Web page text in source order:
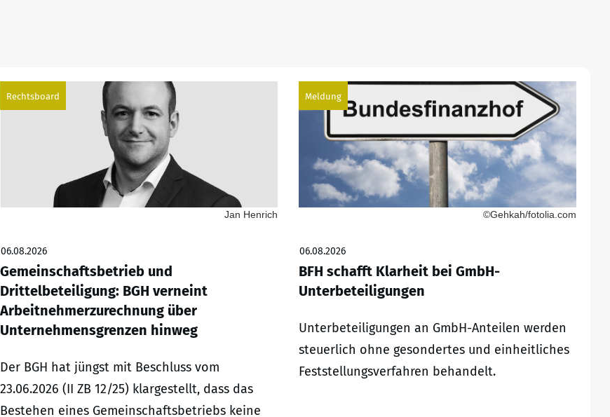
Rechtsboard
Jan Henrich
06.08.2026
Gemeinschaftsbetrieb und
Drittelbeteiligung: BGH verneint
Arbeitnehmerzurechnung über
Unternehmensgrenzen hinweg
Der BGH hat jüngst mit Beschluss vom
23.06.2026 (II ZB 12/25) klargestellt, dass das
Bestehen eines Gemeinschaftsbetriebs keine
Meldung
©Gehkah/fotolia.com
06.08.2026
BFH schafft Klarheit bei GmbH-
Unterbeteiligungen
Unterbeteiligungen an GmbH-Anteilen werden
steuerlich ohne gesondertes und einheitliches
Feststellungsverfahren behandelt.